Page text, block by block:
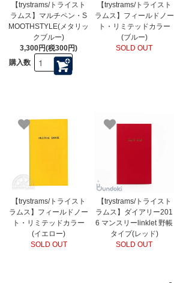
【trystrams/トライスト
ラムス】マルチペン・S
MOOTHSTYLE(メタリッ
クブルー)
3,300円(税300円)
購入数
【trystrams/トライスト
ラムス】フィールドノー
ト・リミテッドカラー
(ブルー)
SOLD OUT
【trystrams/トライスト
ラムス】フィールドノー
ト・リミテッドカラー
(イエロー)
SOLD OUT
【trystrams/トライスト
ラムス】ダイアリー201
6 マンスリーlinklet 野帳
タイプ(レッド)
SOLD OUT